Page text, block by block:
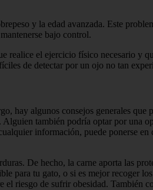
y la edad avanzada. Este
bajo control.
el ejercicio físico necesario y
de detectar por un ojo no tan
hay algunos consejos generales
también podría optar por una
información, puede ponerse
De hecho, la carne aporta las
para tu gato, o si es mejor recoger
riesgo de sufrir obesidad. También